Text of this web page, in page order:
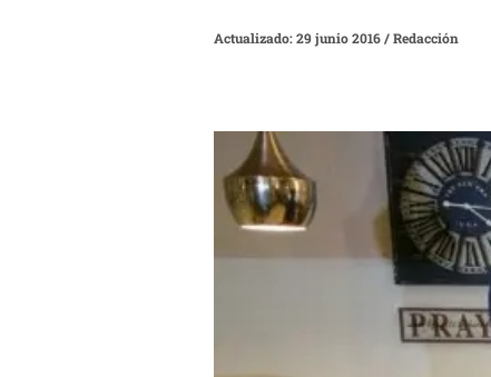
Actualizado: 29 junio 2016/Redacción